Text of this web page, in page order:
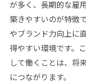
地元静岡市で
地元で職
静岡市で職
職人生活を
ンス
が多く、長期的な雇
築きやすいのが特徴
やブランド力向上に
得やすい環境です。
して働くことは、将
につながります。